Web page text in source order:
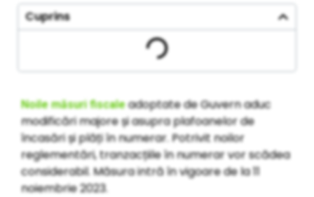
Noile măsuri fiscaleadoptate de Guvern aduc
modificări majore și asupra plafoanelor de
încasări și plăți în numerar. Potrivit noilor
reglementări, tranzacțiile în numerar vor scădea
considerabil. Măsura intră în vigoare de la 11
noiembrie 2023.
Cuprins